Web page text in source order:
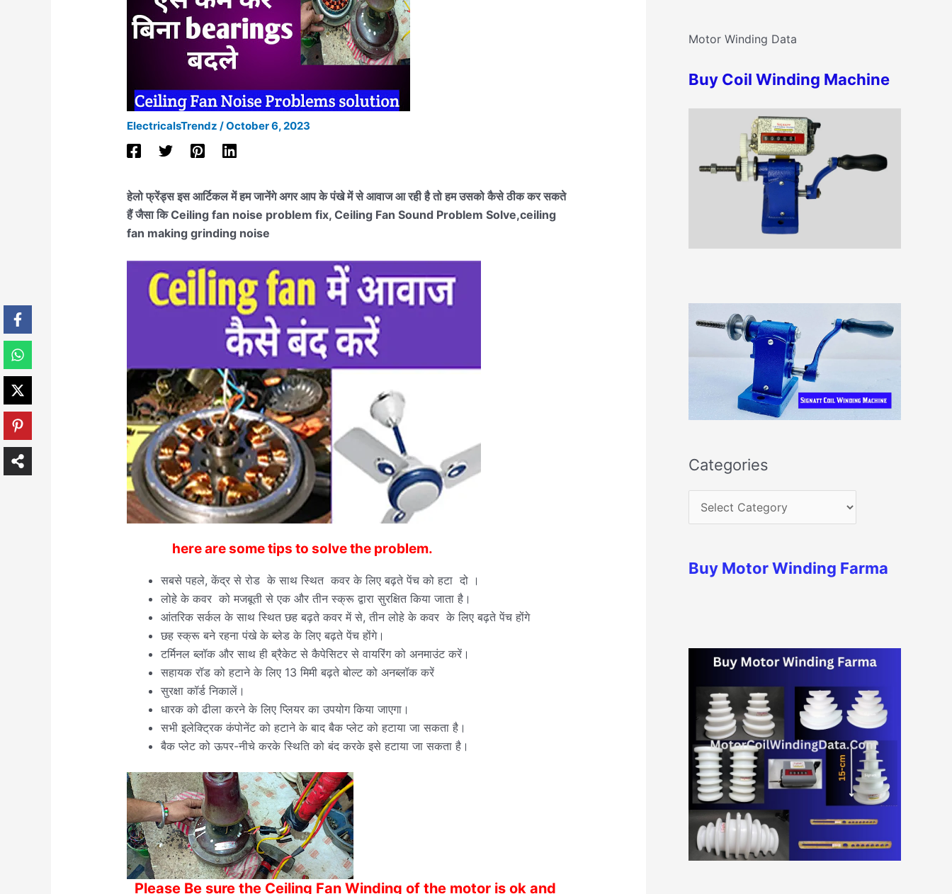
ElectricalsTrendz /October 6, 2023
हेलो फ्रेंड्स इस आर्टिकल में हम जानेंगे अगर आप के पंखे में से आवाज आ रही है तो हम उसको कैसे ठीक कर सकते
हैं जैसा कि Ceiling fan noise problem fix, Ceiling Fan Sound Problem Solve,ceiling
fan making grinding noise
here are some tips to solve the problem.
सबसे पहले, केंद्र से रोड के साथ स्थित कवर के लिए बढ़ते पेंच को हटा दो ।
लोहे के कवर को मजबूती से एक और तीन स्क्रू द्वारा सुरक्षित किया जाता है।
आंतरिक सर्कल के साथ स्थित छह बढ़ते कवर में से, तीन लोहे के कवर के लिए बढ़ते पेंच होंगे
छह स्क्रू बने रहना पंखे के ब्लेड के लिए बढ़ते पेंच होंगे।
टर्मिनल ब्लॉक और साथ ही ब्रैकेट से कैपेसिटर से वायरिंग को अनमाउंट करें।
सहायक रॉड को हटाने के लिए 13 मिमी बढ़ते बोल्ट को अनब्लॉक करें
सुरक्षा कॉर्ड निकालें।
धारक को ढीला करने के लिए प्लियर का उपयोग किया जाएगा।
सभी इलेक्ट्रिक कंपोनेंट को हटाने के बाद बैक प्लेट को हटाया जा सकता है।
बैक प्लेट को ऊपर-नीचे करके स्थिति को बंद करके इसे हटाया जा सकता है।
Please Be sure the Ceiling Fan Winding of the motor is ok and
h
o
Motor Winding Data
Buy Coil Winding Machine
Categories
r
e
s
Buy Motor Winding Farma